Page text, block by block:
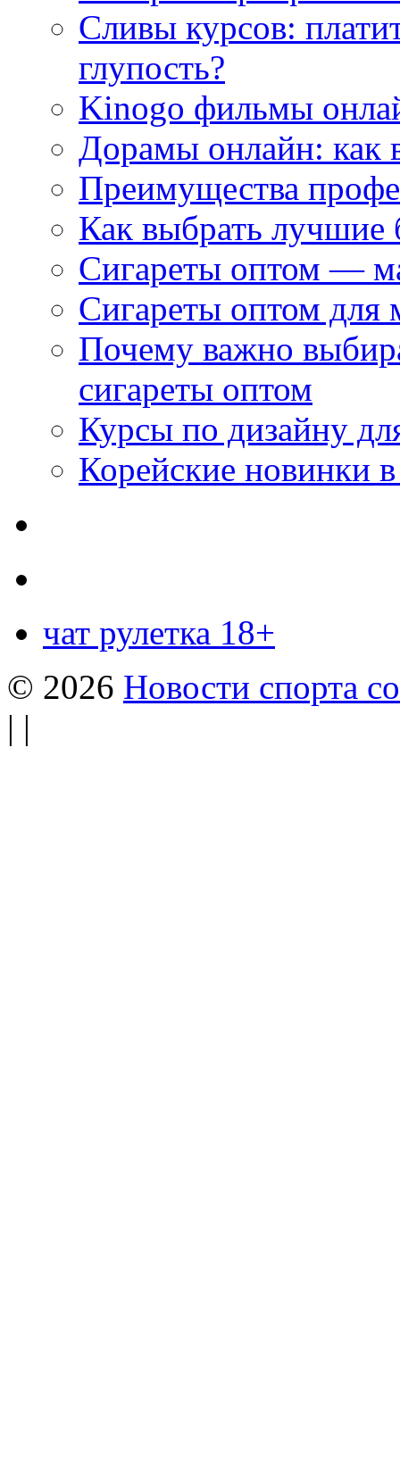
Сливы курсов:
глупость?
Kinogo фильмы
Дорамы онлайн: как
Преимущества
Как выбрать
Сигареты оптом —
Сигареты оптом для
Почему важно
сигареты оптом
Курсы по дизайну
Корейские новинки
чат рулетка 18+
© 2026 Новости спорта
| |